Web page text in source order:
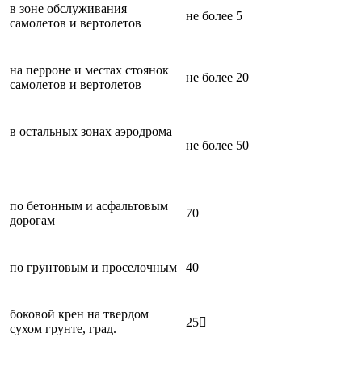
в зоне обслуживания
самолетов и вертолетов
не более 5
на перроне и местах стоянок
самолетов и вертолетов
не более 20
в остальных зонах аэродрома
не более 50
по бетонным и асфальтовым
дорогам
70
по грунтовым и проселочным 40
боковой крен на твердом
сухом грунте, град.
25